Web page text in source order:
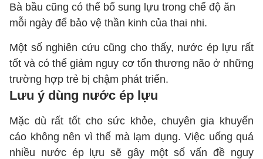
Bà bầu cũng có thể bổ sung lựu trong chế độ ăn
mỗi ngày để bảo vệ thần kinh của thai nhi.
Một số nghiên cứu cũng cho thấy, nước ép lựu rất
tốt và có thể giảm nguy cơ tổn thương não ở những
trường hợp trẻ bị chậm phát triển.
Lưu ý dùng nước ép lựu
Mặc dù rất tốt cho sức khỏe, chuyên gia khuyến
cáo không nên vì thế mà lạm dụng. Việc uống quá
nhiều nước ép lựu sẽ gây một số vấn đề nguy